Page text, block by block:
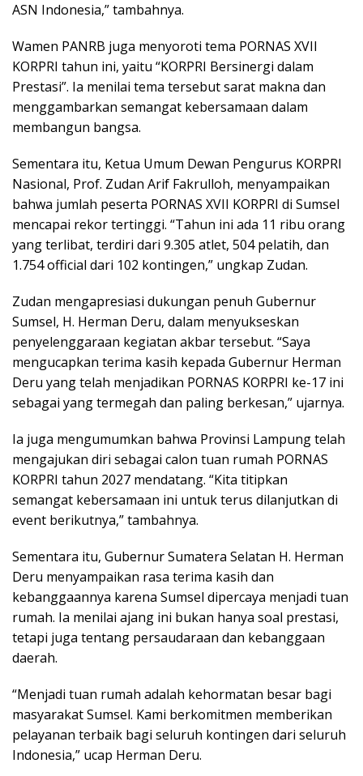
ASN Indonesia,” tambahnya.
Wamen PANRB juga menyoroti tema PORNAS XVII
KORPRI tahun ini, yaitu “KORPRI Bersinergi dalam
Prestasi”. Ia menilai tema tersebut sarat makna dan
menggambarkan semangat kebersamaan dalam
membangun bangsa.
Sementara itu, Ketua Umum Dewan Pengurus KORPRI
Nasional, Prof. Zudan Arif Fakrulloh, menyampaikan
bahwa jumlah peserta PORNAS XVII KORPRI di Sumsel
mencapai rekor tertinggi. “Tahun ini ada 11 ribu orang
yang terlibat, terdiri dari 9.305 atlet, 504 pelatih, dan
1.754 official dari 102 kontingen,” ungkap Zudan.
Zudan mengapresiasi dukungan penuh Gubernur
Sumsel, H. Herman Deru, dalam menyukseskan
penyelenggaraan kegiatan akbar tersebut. “Saya
mengucapkan terima kasih kepada Gubernur Herman
Deru yang telah menjadikan PORNAS KORPRI ke-17 ini
sebagai yang termegah dan paling berkesan,” ujarnya.
Ia juga mengumumkan bahwa Provinsi Lampung telah
mengajukan diri sebagai calon tuan rumah PORNAS
KORPRI tahun 2027 mendatang. “Kita titipkan
semangat kebersamaan ini untuk terus dilanjutkan di
event berikutnya,” tambahnya.
Sementara itu, Gubernur Sumatera Selatan H. Herman
Deru menyampaikan rasa terima kasih dan
kebanggaannya karena Sumsel dipercaya menjadi tuan
rumah. Ia menilai ajang ini bukan hanya soal prestasi,
tetapi juga tentang persaudaraan dan kebanggaan
daerah.
“Menjadi tuan rumah adalah kehormatan besar bagi
masyarakat Sumsel. Kami berkomitmen memberikan
pelayanan terbaik bagi seluruh kontingen dari seluruh
Indonesia,” ucap Herman Deru.